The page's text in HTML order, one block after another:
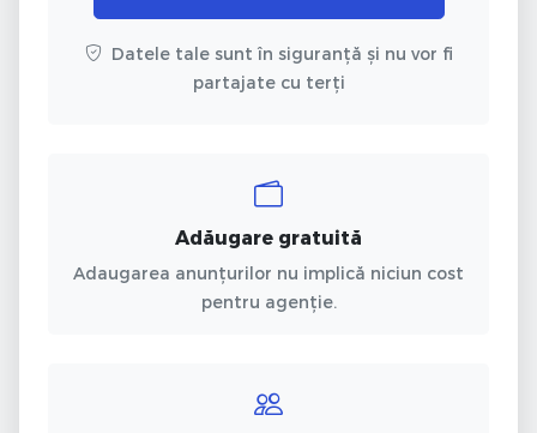
Datele tale sunt în siguranță și nu vor fi
partajate cu terți
Adăugare gratuită
Adaugarea anunțurilor nu implică niciun cost
pentru agenție.